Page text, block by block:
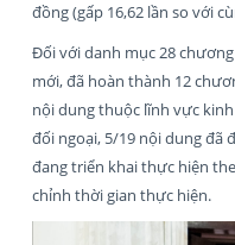
đồng (gấp 16,62 lần so với
Đối với danh mục 28
mới, đã hoàn thành 12
nội dung thuộc lĩnh vực
đối ngoại, 5/19 nội dung đã
đang triển khai thực hiện
chỉnh thời gian thực hiện.